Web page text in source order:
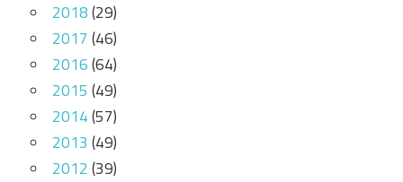
2018(29)
2017 (46)
2016(64)
2015 (49)
2014(57)
2013 (49)
2012 (39)